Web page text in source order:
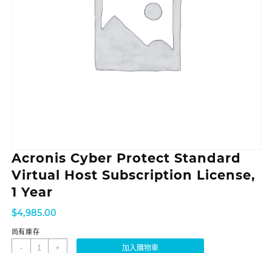
Acronis Cyber Protect Standard
Virtual Host Subscription License,
1 Year
$4,985.00
尚有庫存
- + 加入購物車